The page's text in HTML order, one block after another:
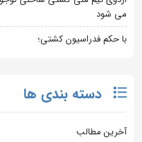
می شود
با حکم فدراسیون کشتی؛
دسته بندی ها
آخرین مطالب